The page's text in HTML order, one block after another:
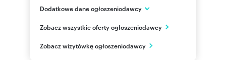
Dodatkowe dane ogłoszeniodawcy
Częstochowa
PL
Zobacz wszystkie oferty ogłoszeniodawcy
Zobacz wizytówkę ogłoszeniodawcy